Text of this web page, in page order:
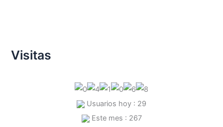
Visitas
Usuarios hoy : 29
Este mes : 267